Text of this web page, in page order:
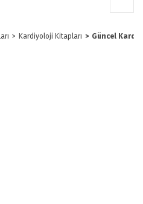
Kardiyoloji Kitapları Güncel